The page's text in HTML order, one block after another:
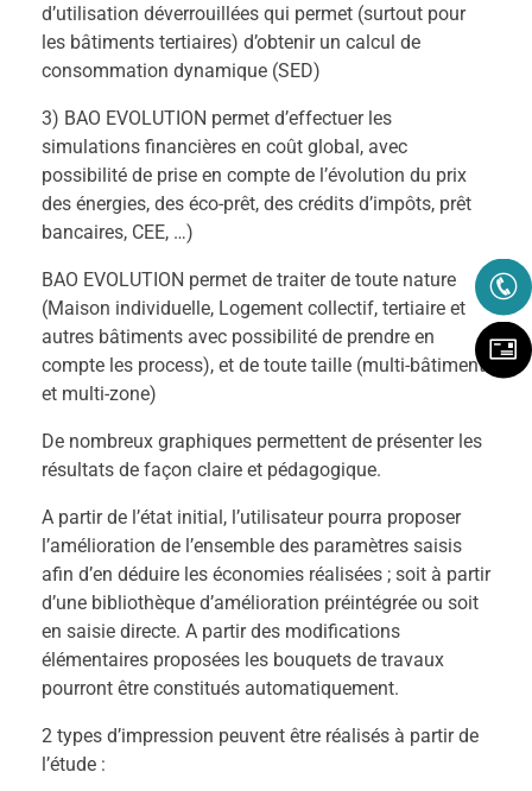
d’utilisation déverrouillées qui permet (surtout pour
les bâtiments tertiaires) d’obtenir un calcul de
consommation dynamique (SED)
3) BAO EVOLUTION permet d’effectuer les
simulations financières en coût global, avec
possibilité de prise en compte de l’évolution du prix
des énergies, des éco-prêt, des crédits d’impôts, prêt
bancaires, CEE, …)
BAO EVOLUTION permet de traiter de toute nature
(Maison individuelle, Logement collectif, tertiaire et
autres bâtiments avec possibilité de prendre en
compte les process), et de toute taille (multi-bâtiment
et multi-zone)
De nombreux graphiques permettent de présenter les
résultats de façon claire et pédagogique.
A partir de l’état initial, l’utilisateur pourra proposer
l’amélioration de l’ensemble des paramètres saisis
afin d’en déduire les économies réalisées ; soit à partir
d’une bibliothèque d’amélioration préintégrée ou soit
en saisie directe. A partir des modifications
élémentaires proposées les bouquets de travaux
pourront être constitués automatiquement.
2 types d’impression peuvent être réalisés à partir de
l’étude :